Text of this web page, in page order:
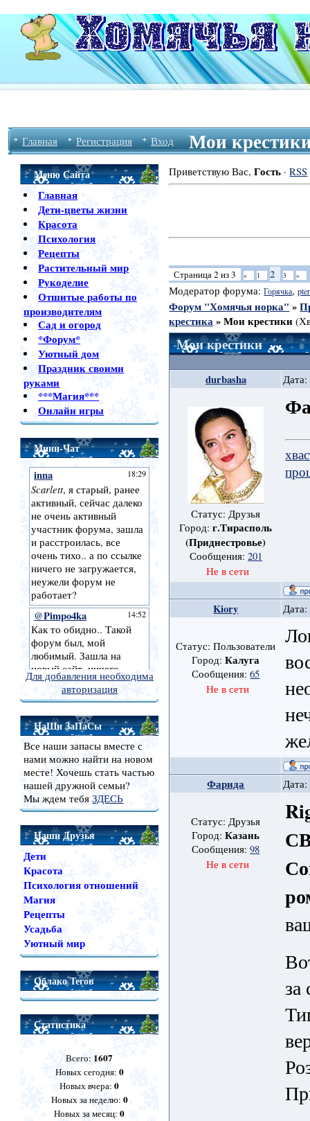
Главная Регистрация Вход Мои
Меню Сайта
Главная
Дети-цветы жизни
Красота
Психология
Рецепты
Растительный мир
Рукоделие
Отшитые работы по
производителям
Сад и огород
*Форум*
Уютный дом
Праздник своими
руками
***Магия***
Онлайн игры
Мини-Чат
Для добавления необходима
авторизация
НаШи ЗаПаСы
Все наши запасы вместе с
нами можно найти на новом
месте! Хочешь стать частью
нашей дружной семьи?
Мы ждем тебяЗДЕСЬ
Наши Друзья
Дети
Красота
Психология отношений
Магия
Рецепты
Усадьба
Уютный мир
Облако Тегов
Статистика
Всего: 1607
Новых сегодня: 0
Новых вчера:0
Новых за неделю: 0
Новых за месяц:0
Приветствую Вас,Гость ·RSS
Страница2из3 « 1 2 3 »
Модератор форума:Горячка,
Форум "Хомячья норка" »
крестика » Мои крестики
Мои крестики
durbasha
Статус: Друзья
Город:г.Тирасполь
(Приднестровье)
Сообщения: 201
Не в сети
Kiory
Статус: Пользователи
Город:Калуга
Сообщения:65
Не в сети
Фарида
Статус: Друзья
Город:Казань
Сообщения:98
Не в сети
за